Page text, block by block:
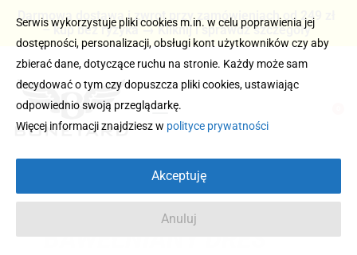
Darmowa dostawa i zwrot przy zamówieniach od 249 zł
– kup bez ryzyka → Kliknij i sprawdź szczegóły
BAWEŁNIANY DRES
Serwis wykorzystuje pliki cookies m.in. w celu poprawienia jej
dostępności, personalizacji, obsługi kont użytkowników czy aby
zbierać dane, dotyczące ruchu na stronie. Każdy może sam
decydować o tym czy dopuszcza pliki cookies, ustawiając
odpowiednio swoją przeglądarkę.
Więcej informacji znajdziesz w polityce prywatności
Akceptuję
Anuluj